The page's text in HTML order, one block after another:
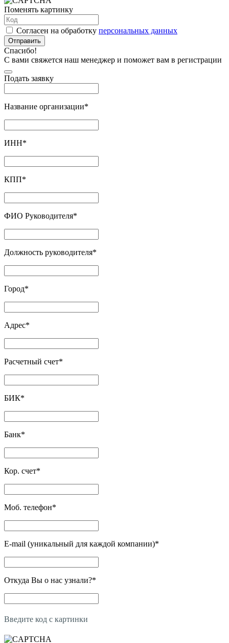
Поменять картинку
Согласен на обработку персональных данных
Отправить
Спасибо!
С вами свяжется наш менеджер и поможет вам в регистрации
Подать заявку
Название организации*
ИНН*
КПП*
ФИО Руководителя*
Должность руководителя*
Город*
Адрес*
Расчетный счет*
БИК*
Банк*
Кор. счет*
Моб. телефон*
E-mail (уникальный для каждой компании)*
Откуда Вы о нас узнали?*
Введите код с картинки